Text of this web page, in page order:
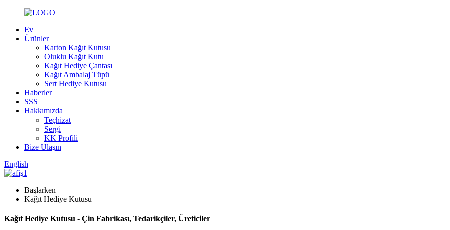
Ev
Ürünler
Karton Kağıt Kutusu
Oluklu Kağıt Kutu
Kağıt Hediye Çantası
Kağıt Ambalaj Tüpü
Sert Hediye Kutusu
Haberler
SSS
Hakkımızda
Teçhizat
Sergi
KK Profili
Bize Ulaşın
English
Başlarken
Kağıt Hediye Kutusu
Kağıt Hediye Kutusu - Çin Fabrikası, Tedarikçiler, Üreticiler